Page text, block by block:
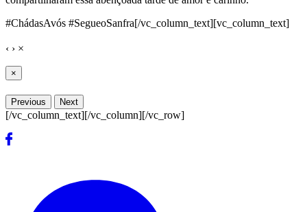
#ChádasAvós #SegueoSanfra[/vc_column_text][vc_column_text]
‹ › ×
×
Previous Next
[/vc_column_text][/vc_column][/vc_row]